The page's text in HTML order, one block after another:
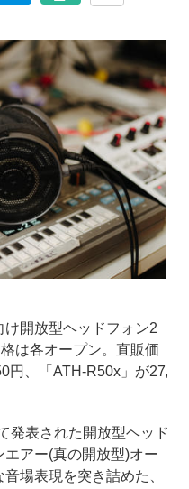
開放型ヘッドフォン2
は各オープン。直販価
円、「ATH-R50x」が27,
発表された開放型ヘッド
アー(真の開放型)オー
場表現を突き詰めた、